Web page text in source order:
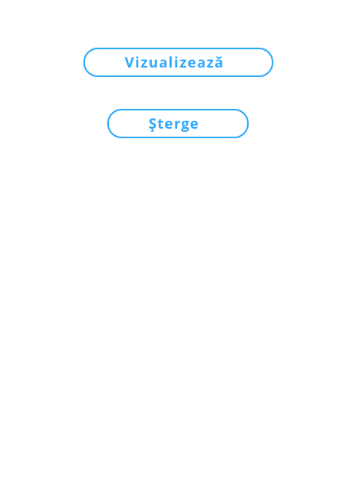
Vizualizează
Șterge